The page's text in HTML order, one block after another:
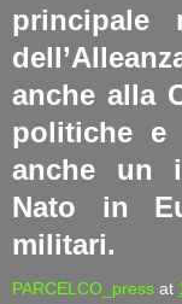
principale
anche alla
politiche e
anche un
Nato in
militari.
PARCELCO_press at